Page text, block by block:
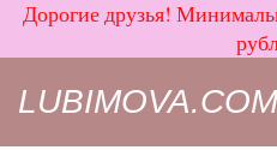
Дорогие друзья!
LUBIMOVA.COM